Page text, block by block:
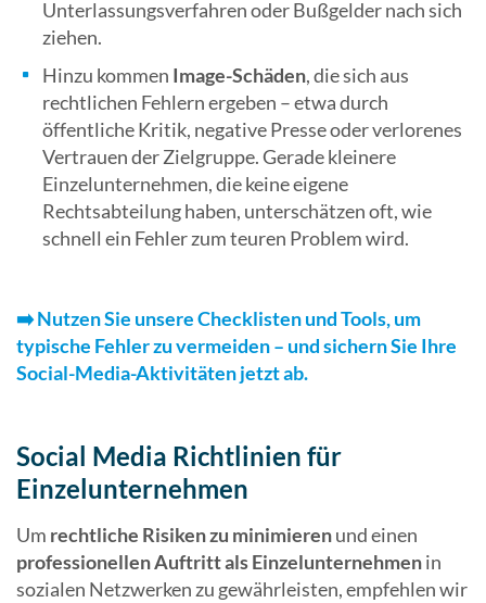
Unterlassungsverfahren oder Bußgelder nach sich
ziehen.
Hinzu kommen Image-Schäden, die sich aus
rechtlichen Fehlern ergeben – etwa durch
öffentliche Kritik, negative Presse oder verlorenes
Vertrauen der Zielgruppe. Gerade kleinere
Einzelunternehmen, die keine eigene
Rechtsabteilung haben, unterschätzen oft, wie
schnell ein Fehler zum teuren Problem wird.
➡️Nutzen Sie unsere Checklisten und Tools, um
typische Fehler zu vermeiden – und sichern Sie Ihre
Social-Media-Aktivitäten jetzt ab.
Social Media Richtlinien für
Einzelunternehmen
Um rechtliche Risiken zu minimierenund einen
professionellen Auftritt alsEinzelunternehmenin
sozialen Netzwerken zu gewährleisten, empfehlen wir